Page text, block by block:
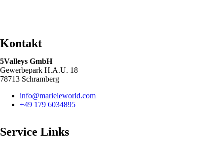
Kontakt
5Valleys GmbH
Gewerbepark H.A.U. 18
78713 Schramberg
info@marieleworld.com
+49 179 6034895
Service Links